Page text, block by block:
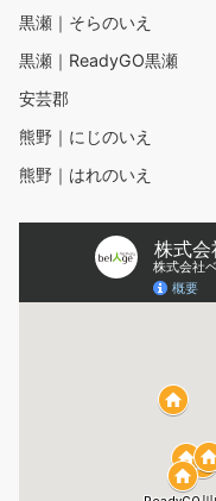
黒瀬｜そらのいえ
黒瀬｜ReadyGO黒瀬
安芸郡
熊野｜にじのいえ
熊野｜はれのいえ